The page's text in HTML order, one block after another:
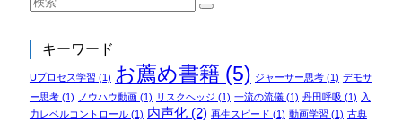
キーワード
Uプロセス学習 (1) お薦め書籍 (5) ジャーサー思考(1) デモサ
ー思考(1) ノウハウ動画(1) リスクヘッジ (1) 一流の流儀(1) 丹田呼吸 (1) 入
力レベルコントロール(1) 内声化(2) 再生スピード (1) 動画学習 (1) 古典